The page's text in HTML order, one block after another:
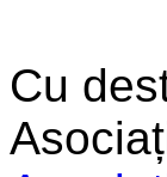
Cu